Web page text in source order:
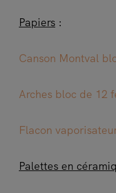
Papiers :
Canson Montval
Arches bloc de 12
Flacon
Palettes en